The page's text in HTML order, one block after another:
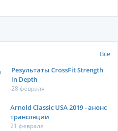
Все
Результаты CrossFit Strength
in Depth
28 февраля
Arnold Classic USA 2019 - анонс
трансляции
21 февраля